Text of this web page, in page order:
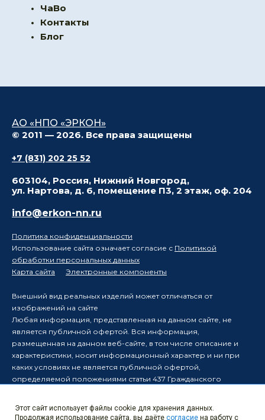
ЧаВо
Контакты
Блог
АО «НПО «ЭРКОН»
© 2011 — 2026. Все права защищены
+7 (831) 202 25 52
603104, Россия, Нижний Новгород,
ул. Нартова, д. 6, помещение П3, 2 этаж, оф. 204
info@erkon-nn.ru
Политика конфиденциальности
Использование сайта означает согласие с Политикой
обработки персональных данных
Карта сайта
Электронные компоненты
Внешний вид реальных изделий может отличаться от
изображений на сайте
Любая информация, представленная на данном сайте, не
является публичной офертой. Вся информация,
размещенная на данном веб-сайте, в том числе описание и
характеристики, носит информационный характер и ни при
каких условиях не является публичной офертой,
определяемой положениями статьи 437 Гражданского
Производитель оставляет за собой право в одностороннем
порядке вносить изменения в информацию, размещенную на
Этот сайт использует файлы cookie для хранения данных.
Продолжая использование сайта, вы даёте согласие на работу с